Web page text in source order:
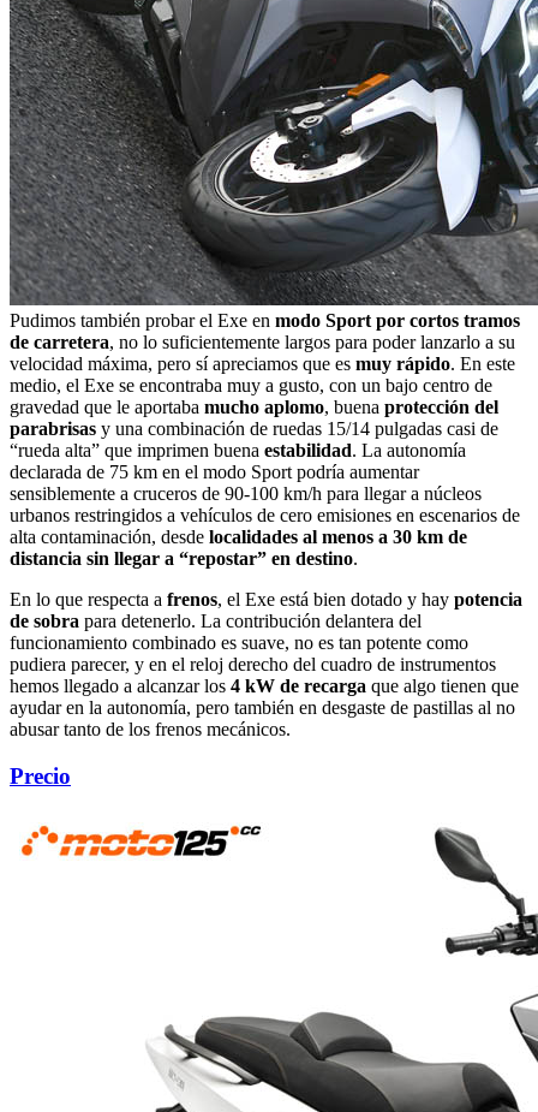
Pudimos también probar el Exe en modo Sport por cortos tramos
de carretera, no lo suficientemente largos para poder lanzarlo a su
velocidad máxima, pero sí apreciamos que es muy rápido. En este
medio, el Exe se encontraba muy a gusto, con un bajo centro de
gravedad que le aportaba mucho aplomo, buena protección del
parabrisas y una combinación de ruedas 15/14 pulgadas casi de
“rueda alta” que imprimen buena estabilidad. La autonomía
declarada de 75 km en el modo Sport podría aumentar
sensiblemente a cruceros de 90-100 km/h para llegar a núcleos
urbanos restringidos a vehículos de cero emisiones en escenarios de
alta contaminación, desde localidades al menos a 30 km de
distancia sin llegar a “repostar” en destino.
En lo que respecta a frenos, el Exe está bien dotado y hay potencia
de sobra para detenerlo. La contribución delantera del
funcionamiento combinado es suave, no es tan potente como
pudiera parecer, y en el reloj derecho del cuadro de instrumentos
hemos llegado a alcanzar los 4 kW de recarga que algo tienen que
ayudar en la autonomía, pero también en desgaste de pastillas al no
abusar tanto de los frenos mecánicos.
Precio